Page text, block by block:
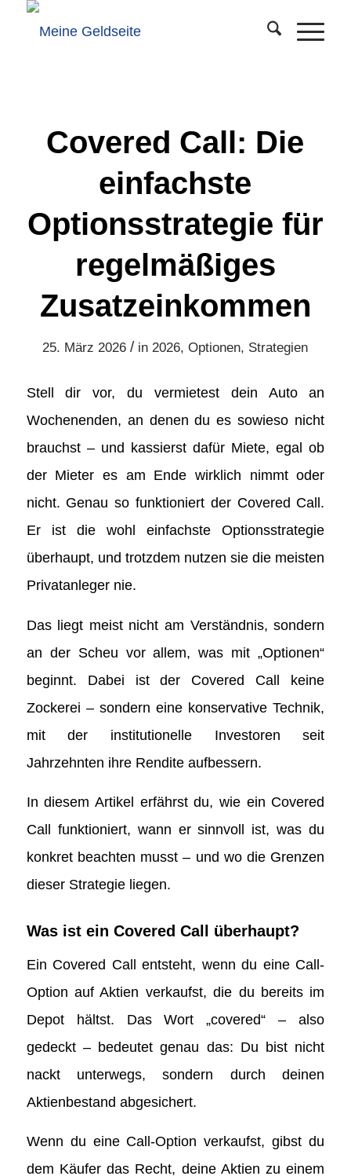
Covered Call: Die
einfachste
Optionsstrategie für
regelmäßiges
Zusatzeinkommen
25. März 2026 / in2026,Optionen, Strategien
Stell dir vor, du vermietest dein Auto an
Wochenenden, an denen du es sowieso nicht
brauchst – und kassierst dafür Miete, egal ob
der Mieter es am Ende wirklich nimmt oder
nicht. Genau so funktioniert der Covered Call.
Er ist die wohl einfachste Optionsstrategie
überhaupt, und trotzdem nutzen sie die meisten
Privatanleger nie.
Das liegt meist nicht am Verständnis, sondern
an der Scheu vor allem, was mit „Optionen“
beginnt. Dabei ist der Covered Call keine
Zockerei – sondern eine konservative Technik,
mit der institutionelle Investoren seit
Jahrzehnten ihre Rendite aufbessern.
In diesem Artikel erfährst du, wie ein Covered
Call funktioniert, wann er sinnvoll ist, was du
konkret beachten musst – und wo die Grenzen
dieser Strategie liegen.
Was ist ein Covered Call überhaupt?
Ein Covered Call entsteht, wenn du eine Call-
Option auf Aktien verkaufst, die du bereits im
Depot hältst. Das Wort „covered“ – also
gedeckt – bedeutet genau das: Du bist nicht
nackt unterwegs, sondern durch deinen
Aktienbestand abgesichert.
Wenn du eine Call-Option verkaufst, gibst du
dem Käufer das Recht, deine Aktien zu einem